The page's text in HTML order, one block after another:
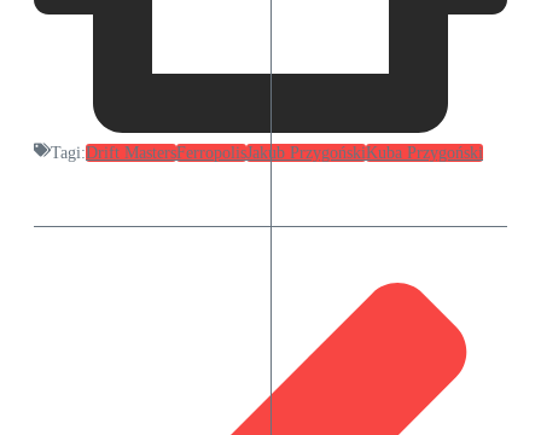
Tagi:Drift MastersFerropolisJakub PrzygońskiKuba Przygoński